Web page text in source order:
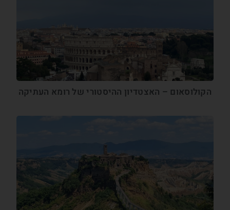
הקולוסאום – האצטדיון ההיסטורי של רומא העתיקה